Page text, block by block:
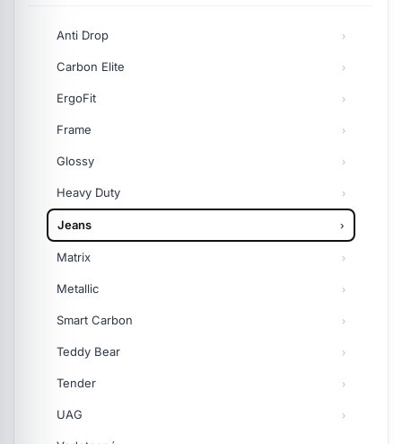
Anti Drop
Carbon Elite
ErgoFit
Frame
Glossy
Heavy Duty
Jeans
Matrix
Metallic
Smart Carbon
Teddy Bear
Tender
UAG